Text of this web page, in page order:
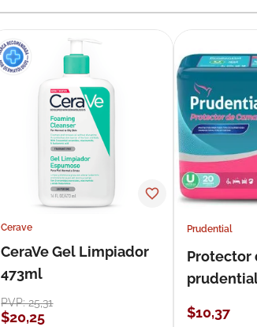
Cerave
CeraVe Gel Limpiador
473ml
PVP:25,31
$20,25
Prudential
Protector
$10,37